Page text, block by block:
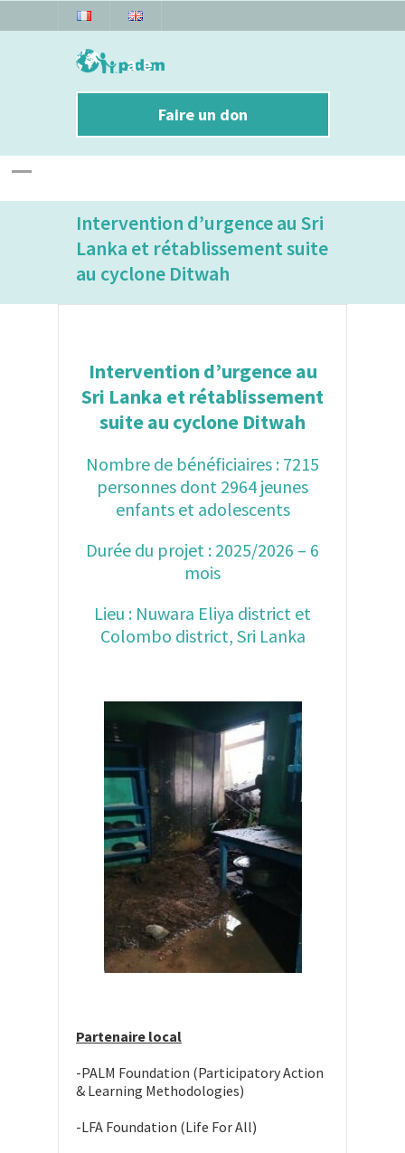
Faire un don
Intervention d’urgence au Sri
Lanka et rétablissement suite
au cyclone Ditwah
Intervention d’urgence au
Sri Lanka et rétablissement
suite au cyclone Ditwah
Nombre de bénéficiaires : 7215
personnes dont 2964 jeunes
enfants et adolescents
Durée du projet : 2025/2026 – 6
mois
Lieu : Nuwara Eliya district et
Colombo district, Sri Lanka
Partenaire local
-PALM Foundation (Participatory Action
& Learning Methodologies)
-LFA Foundation (Life For All)